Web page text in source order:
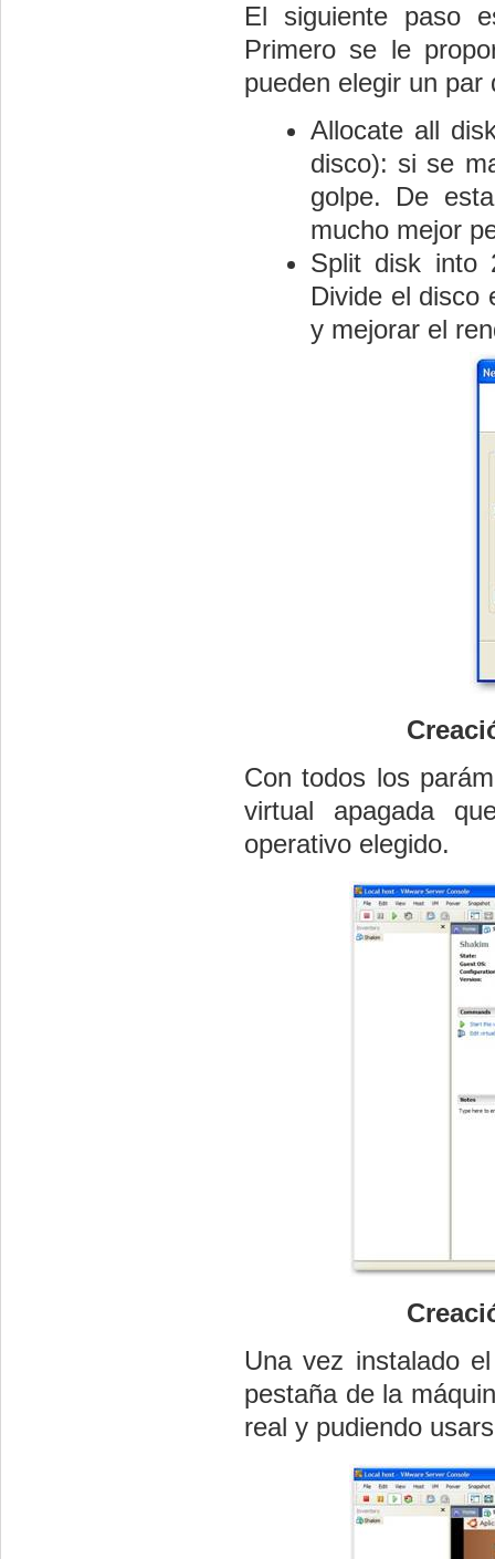
El siguiente paso
Primero se le
pueden elegir un par
Allocate all
disco): si se
golpe. De
mucho mejor
Split disk into
Divide el disco
y mejorar el
Con todos los
virtual apagada
operativo elegido.
Una vez instalado
pestaña de la
real y pudiendo